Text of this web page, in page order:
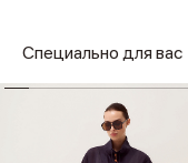
Специально для вас